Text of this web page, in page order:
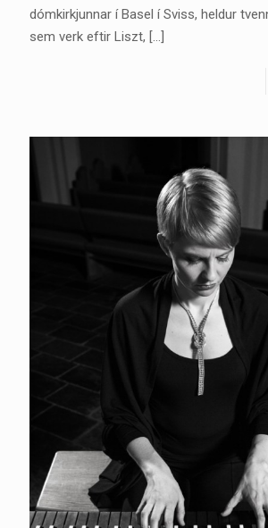
dómkirkjunnar í Basel í Sviss, heldur
sem verk eftir Liszt, […]